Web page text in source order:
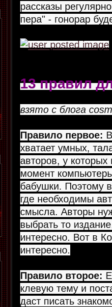
рассказы
пера" - гонорар
13 правил
взято с блога
Правило первое:
хватает умных,
авторов, у
момент
бабушки. Поэтому
где необходимы
смысла. Авторы
выбрать то
интересно. Вот в
интересно.
Правило второе:
клевую тему и
даст писать